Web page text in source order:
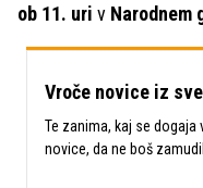
ob 11. uri v Narodnem
Vroče novice iz
Te zanima, kaj se dogaja
novice, da ne boš